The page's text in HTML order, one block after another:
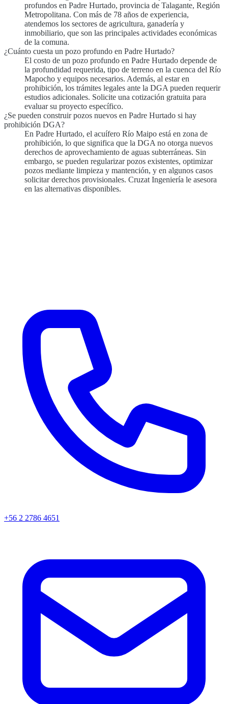
profundos en Padre Hurtado, provincia de Talagante, Región
Metropolitana. Con más de 78 años de experiencia,
atendemos los sectores de agricultura, ganadería y
inmobiliario, que son las principales actividades económicas
de la comuna.
¿Cuánto cuesta un pozo profundo en Padre Hurtado?
El costo de un pozo profundo en Padre Hurtado depende de
la profundidad requerida, tipo de terreno en la cuenca del Río
Mapocho y equipos necesarios. Además, al estar en
prohibición, los trámites legales ante la DGA pueden requerir
estudios adicionales. Solicite una cotización gratuita para
evaluar su proyecto específico.
¿Se pueden construir pozos nuevos en Padre Hurtado si hay
prohibición DGA?
En Padre Hurtado, el acuífero Río Maipo está en zona de
prohibición, lo que significa que la DGA no otorga nuevos
derechos de aprovechamiento de aguas subterráneas. Sin
embargo, se pueden regularizar pozos existentes, optimizar
pozos mediante limpieza y mantención, y en algunos casos
solicitar derechos provisionales. Cruzat Ingeniería le asesora
en las alternativas disponibles.
+56 2 2786 4651